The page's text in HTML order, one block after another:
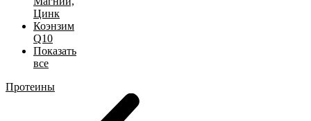
Цинк
Коэнзим
Q10
Показать
все
Протеины